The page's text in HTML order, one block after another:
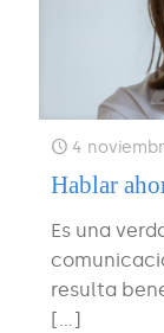
4
Hablar
Es una
resulta
[…]